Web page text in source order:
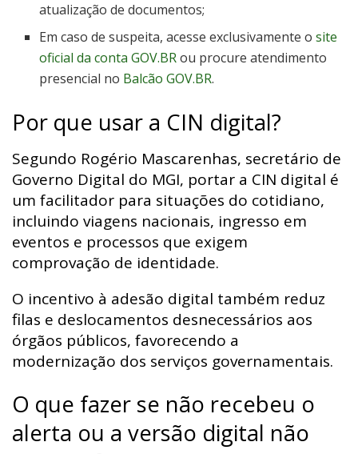
atualização de documentos;
Em caso de suspeita, acesse exclusivamente osite
oficial da conta GOV.BRou procure atendimento
presencial no Balcão GOV.BR.
Por que usar a CIN digital?
Segundo Rogério Mascarenhas, secretário de
Governo Digital do MGI, portar a CIN digital é
um facilitador para situações do cotidiano,
incluindo viagens nacionais, ingresso em
eventos e processos que exigem
comprovação de identidade.
O incentivo à adesão digital também reduz
filas e deslocamentos desnecessários aos
órgãos públicos, favorecendo a
modernização dos serviços governamentais.
O que fazer se não recebeu o
alerta ou a versão digital não